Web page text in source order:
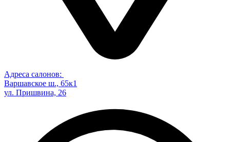
Адреса салонов:
Варшавское ш., 65к1
ул. Пришвина, 26